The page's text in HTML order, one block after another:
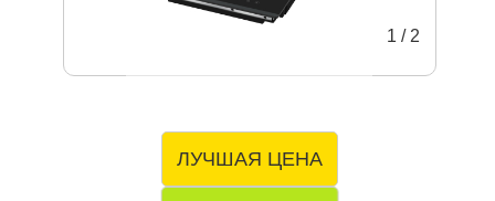
1 / 2
ЛУЧШАЯ ЦЕНА